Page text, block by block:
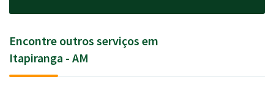
Encontre outros serviços em
Itapiranga - AM